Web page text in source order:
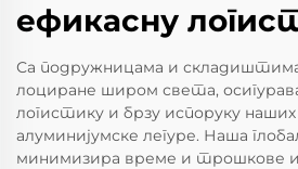
ефикасну
Са подружницама и
лоциране широм света,
логистику и брзу испоруку
алуминијумске легуре. Наша
минимизира време и трошкове